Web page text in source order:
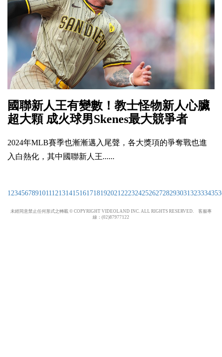
國聯新人王有變數！教士怪物新人心臟
超大顆 成火球男Skenes最大競爭者
2024年MLB賽季也漸漸邁入尾聲，各大獎項的爭奪戰也進
入白熱化，其中國聯新人王......
1 23456789101112131415161718192021 2223242526272829303132333435
未經同意禁止任何形式之轉載 © COPYRIGHT VIDEOLAND INC. ALL RIGHTS RESERVED. 客服專
線：(02)87977122